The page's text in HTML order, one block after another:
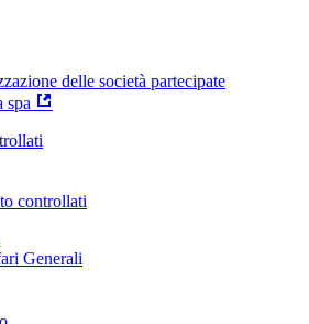
delle società partecipate
spa
controllati
Generali